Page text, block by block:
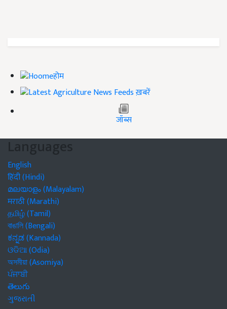
होम
ख़बरें
जॉब्स
Languages
English
हिंदी (Hindi)
മലയാളം (Malayalam)
मराठी (Marathi)
தமிழ் (Tamil)
বাঙালি (Bengali)
ಕನ್ನಡ (Kannada)
ଓଡିଆ (Odia)
অসমীয়া (Asomiya)
ਪੰਜਾਬੀ
తెలుగు
ગુજરાતી